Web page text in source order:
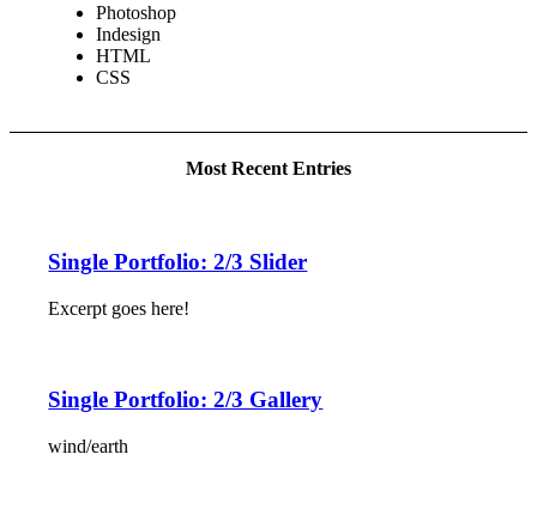
Photoshop
Indesign
HTML
CSS
Most Recent Entries
Single Portfolio: 2/3 Slider
Excerpt goes here!
Single Portfolio: 2/3 Gallery
wind/earth